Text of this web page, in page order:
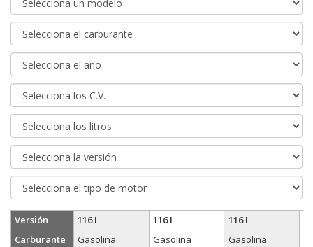
Versión
Carburante
116 I
Gasolina
116 I
Gasolina
116 I
Gasolina